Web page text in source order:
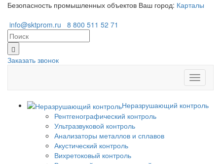
Безопасность промышленных объектов Ваш город: Карталы
info@sktprom.ru
8 800 511 52 71
Заказать звонок
Неразрушающий контроль
Рентгенографический контроль
Ультразвуковой контроль
Анализаторы металлов и сплавов
Акустический контроль
Вихретоковый контроль